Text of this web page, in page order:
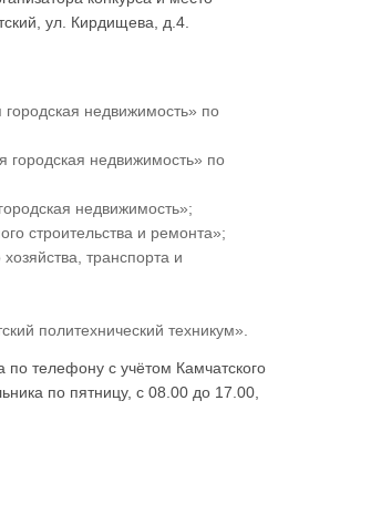
ул. Кирдищева, д.4.
недвижимость» по
городская недвижимость» по
недвижимость»;
строительства и ремонта»;
транспорта и
политехнический техникум».
телефону с учётом Камчатского
по пятницу, с 08.00 до 17.00,